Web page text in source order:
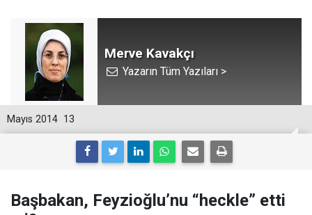
Merve Kavakçı
Yazarın Tüm Yazıları >
13
Mayıs 2014
Başbakan, Feyzioğlu’nu “heckle” etti